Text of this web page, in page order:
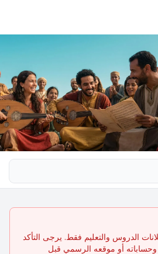
الدروس والتعليم فقط. يرجى التأكد
أو موقعه الرسمي قبل